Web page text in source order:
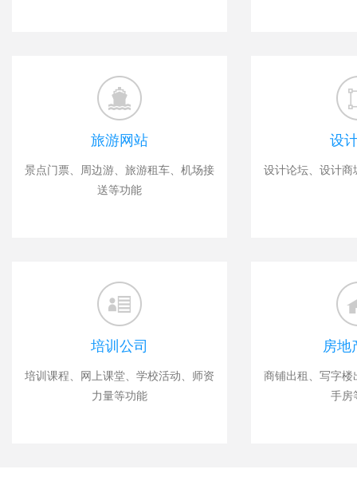
旅游网站
景点门票、周边游、旅游租车、机场接
送等功能
设
设计论坛、设计商
培训公司
培训课程、网上课堂、学校活动、师资
力量等功能
房地
商铺出租、写字楼
手房